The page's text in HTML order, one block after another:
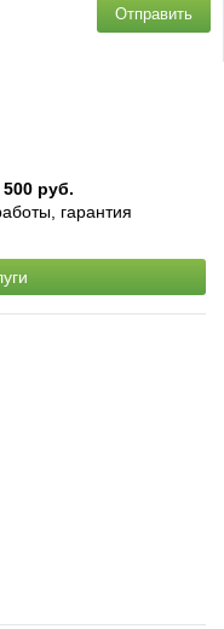
Отправить
500 руб.
гарантия